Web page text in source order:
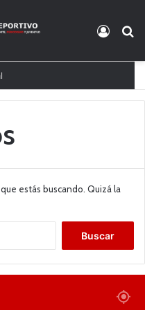
estás buscando. Quizá la